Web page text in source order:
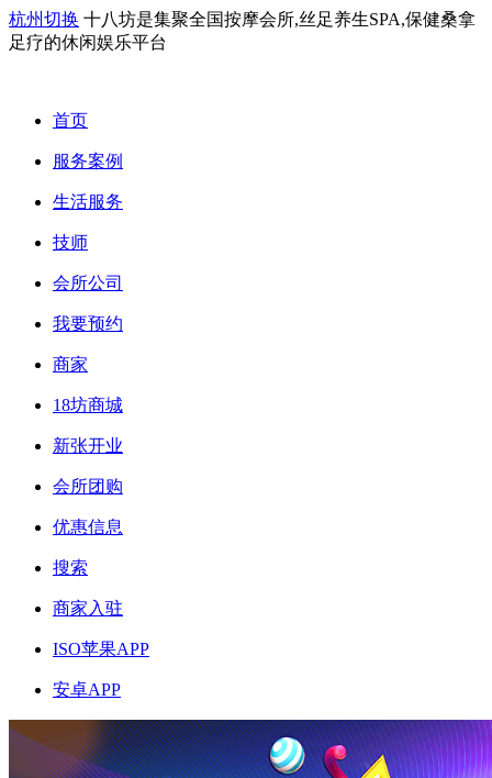
杭州切换 十八坊是集聚全国按摩会所,丝足养生SPA,保健桑拿
足疗的休闲娱乐平台
首页
服务案例
生活服务
技师
会所公司
我要预约
商家
18坊商城
新张开业
会所团购
优惠信息
搜索
商家入驻
ISO苹果APP
安卓APP